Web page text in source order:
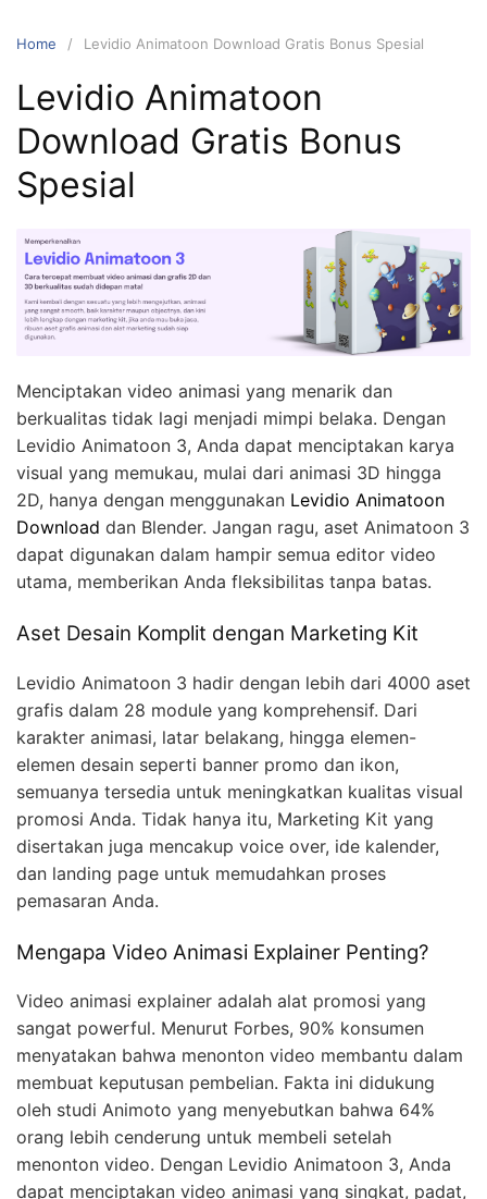
Home Levidio Animatoon Download Gratis Bonus Spesial
Levidio Animatoon
Download Gratis Bonus
Spesial
Menciptakan video animasi yang menarik dan
berkualitas tidak lagi menjadi mimpi belaka. Dengan
Levidio Animatoon 3, Anda dapat menciptakan karya
visual yang memukau, mulai dari animasi 3D hingga
2D, hanya dengan menggunakan Levidio Animatoon
Download dan Blender. Jangan ragu, aset Animatoon 3
dapat digunakan dalam hampir semua editor video
utama, memberikan Anda fleksibilitas tanpa batas.
Aset Desain Komplit dengan Marketing Kit
Levidio Animatoon 3 hadir dengan lebih dari 4000 aset
grafis dalam 28 module yang komprehensif. Dari
karakter animasi, latar belakang, hingga elemen-
elemen desain seperti banner promo dan ikon,
semuanya tersedia untuk meningkatkan kualitas visual
promosi Anda. Tidak hanya itu, Marketing Kit yang
disertakan juga mencakup voice over, ide kalender,
dan landing page untuk memudahkan proses
pemasaran Anda.
Mengapa Video Animasi Explainer Penting?
Video animasi explainer adalah alat promosi yang
sangat powerful. Menurut Forbes, 90% konsumen
menyatakan bahwa menonton video membantu dalam
membuat keputusan pembelian. Fakta ini didukung
oleh studi Animoto yang menyebutkan bahwa 64%
orang lebih cenderung untuk membeli setelah
menonton video. Dengan Levidio Animatoon 3, Anda
dapat menciptakan video animasi yang singkat, padat,